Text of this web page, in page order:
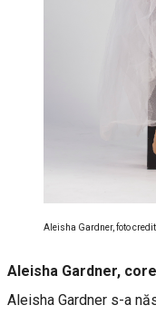
Aleisha Gardner, foto
Aleisha Gardner,
Aleisha Gardner s-a